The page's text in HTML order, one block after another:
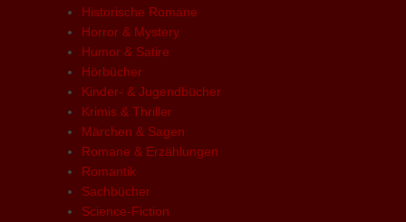
Historische Romane
Horror & Mystery
Humor & Satire
Hörbücher
Kinder- & Jugendbücher
Krimis & Thriller
Märchen & Sagen
Romane & Erzählungen
Romantik
Sachbücher
Science-Fiction